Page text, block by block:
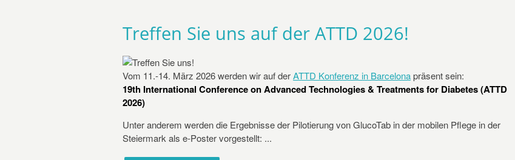
Treffen Sie uns auf der ATTD 2026!
Vom 11.-14. März 2026 werden wir auf derATTD Konferenz in Barcelonapräsent sein:
19th International Conference on Advanced Technologies & Treatments for Diabetes (ATTD
2026)
Unter anderem werden die Ergebnisse der Pilotierung von GlucoTab in der mobilen Pflege in der
Steiermark als e-Poster vorgestellt: ...